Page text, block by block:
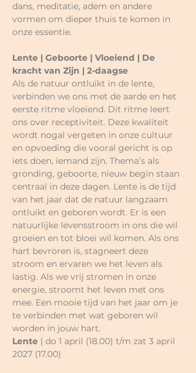
dans, meditatie, adem en andere
vormen om dieper thuis te komen in
onze essentie.
Lente | Geboorte | Vloeiend | De
kracht van Zijn | 2-daagse
Als de natuur ontluikt in de lente,
verbinden we ons met de aarde en het
eerste ritme vloeiend. Dit ritme leert
ons over receptiviteit. Deze kwaliteit
wordt nogal vergeten in onze cultuur
en opvoeding die vooral gericht is op
iets doen, iemand zijn. Thema’s als
gronding, geboorte, nieuw begin staan
centraal in deze dagen. Lente is de tijd
van het jaar dat de natuur langzaam
ontluikt en geboren wordt. Er is een
natuurlijke levensstroom in ons die wil
groeien en tot bloei wil komen. Als ons
hart bevroren is, stagneert deze
stroom en ervaren we het leven als
lastig. Als we vrij stromen in onze
energie, stroomt het leven met ons
mee. Een mooie tijd van het jaar om je
te verbinden met wat geboren wil
worden in jouw hart.
Lente | do 1 april (18.00) t/m zat 3 april
2027 (17.00)